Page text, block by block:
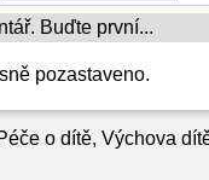
o dítě, Výchova
Buďte první...
pozastaveno.